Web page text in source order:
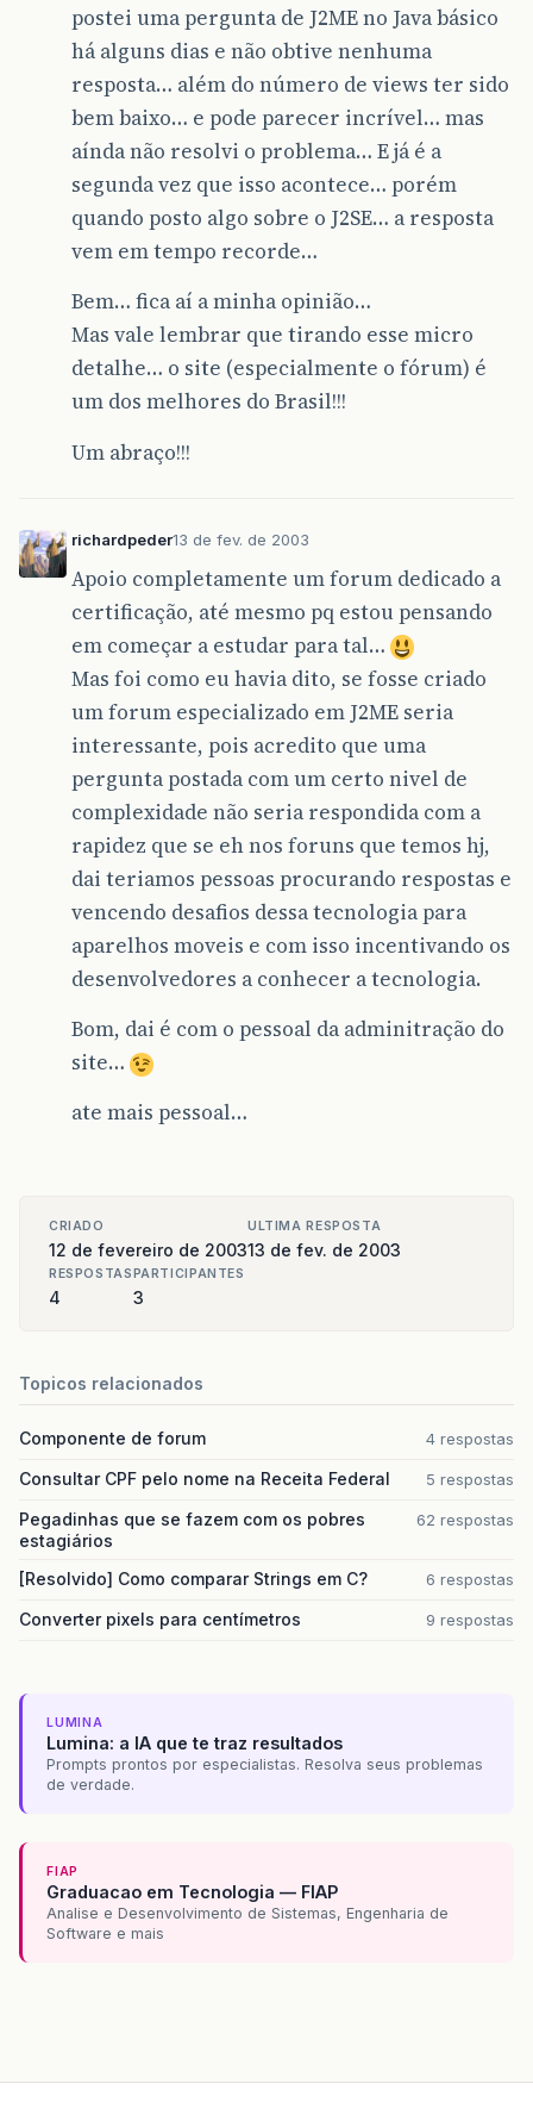
postei uma pergunta de J2ME no Java básico
há alguns dias e não obtive nenhuma
resposta… além do número de views ter sido
bem baixo… e pode parecer incrível… mas
aínda não resolvi o problema… E já é a
segunda vez que isso acontece… porém
quando posto algo sobre o J2SE… a resposta
vem em tempo recorde…
Bem… fica aí a minha opinião…
Mas vale lembrar que tirando esse micro
detalhe… o site (especialmente o fórum) é
um dos melhores do Brasil!!!
Um abraço!!!
richardpeder13 de fev. de 2003
Apoio completamente um forum dedicado a
certificação, até mesmo pq estou pensando
em começar a estudar para tal…
Mas foi como eu havia dito, se fosse criado
um forum especializado em J2ME seria
interessante, pois acredito que uma
pergunta postada com um certo nivel de
complexidade não seria respondida com a
rapidez que se eh nos foruns que temos hj,
dai teriamos pessoas procurando respostas e
vencendo desafios dessa tecnologia para
aparelhos moveis e com isso incentivando os
desenvolvedores a conhecer a tecnologia.
Bom, dai é com o pessoal da adminitração do
site…
ate mais pessoal…
CRIADO
12 de fevereiro de 2003
ULTIMA RESPOSTA
13 de fev. de 2003
RESPOSTAS
4
PARTICIPANTES
3
Topicos relacionados
Componente de forum 4 respostas
Consultar CPF pelo nome na Receita Federal 5 respostas
Pegadinhas que se fazem com os pobres
estagiários
62 respostas
[Resolvido] Como comparar Strings em C? 6 respostas
Converter pixels para centímetros 9 respostas
LUMINA
Lumina: a IA que te traz resultados
Prompts prontos por especialistas. Resolva seus problemas
de verdade.
FIAP
Graduacao em Tecnologia — FIAP
Analise e Desenvolvimento de Sistemas, Engenharia de
Software e mais